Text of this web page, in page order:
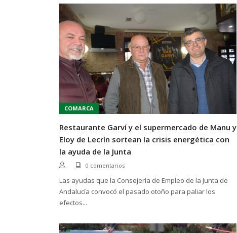
COMARCA
Restaurante Garví y el supermercado de Manu y
Eloy de Lecrín sortean la crisis energética con
la ayuda de la Junta
0 comentarios
Las ayudas que la Consejería de Empleo de la Junta de
Andalucía convocó el pasado otoño para paliar los
efectos...